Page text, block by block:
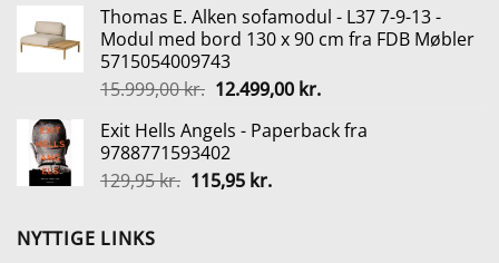
pris
var:
499,00 kr..
pris
er:
Thomas E. Alken sofamodul - L37 7-9-13 -
Modul med bord 130 x 90 cm fra FDB Møbler
5715054009743
15.999,00kr. Den
pris
var:
15.999,00 kr..
12.499,00 kr.Den
pris
Exit Hells Angels - Paperback fra
9788771593402
129,95kr. Den
115,95 kr.Den
NYTTIGE LINKS